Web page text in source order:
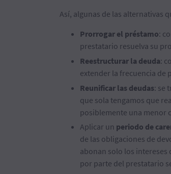
Así, algunas de las alternativas
Prorrogar el préstamo:
prestatario resuelva su
Reestructurar la deuda:
extender la frecuencia de
Reunificar las deudas: se
que sola tengamos que
posiblemente una menor
Aplicar un periodo de
de las obligaciones de
abonan solo los intereses
por parte del prestatario